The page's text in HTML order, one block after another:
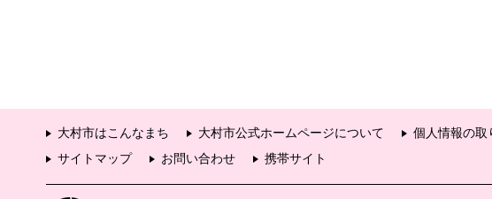
大村市はこんなまち 大村市公式ホームページについて 個人情報の取
サイトマップ
お問い合わせ 携帯サイト